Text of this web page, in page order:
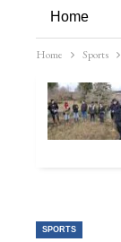
Home
Home Sports
SPORTS